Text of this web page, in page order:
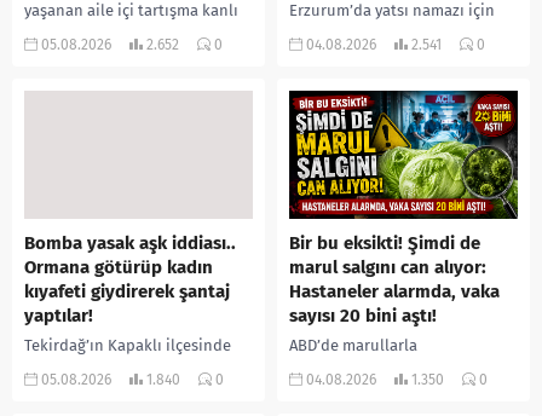
yaşanan aile içi tartışma kanlı
bitti. İddiaya göre, uzun süredir
05.08.2026 2.652 0
Erzurum’da yatsı namazı için
camiye gelen bir vatandaş,
yerine sevk edilen...
04.08.2026 2.541 0
Bomba yasak aşk iddiası..
Ormana götürüp kadın
kıyafeti giydirerek şantaj
yaptılar!
Tekirdağ’ın Kapaklı ilçesinde
bir kişiyi, arkadaşının eşiyle
05.08.2026 1.840 0
Bir bu eksikti! Şimdi de
marul salgını can alıyor:
Hastaneler alarmda, vaka
sayısı 20 bini aştı!
ABD’de marullarla
ilişkilendirilen siklospora
04.08.2026 1.350 0